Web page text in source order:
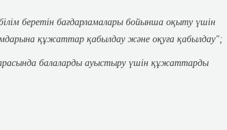
беретін бағдарламалары бойынша оқыту үшін
құжаттар қабылдау және оқуға қабылдау";
балаларды ауыстыру үшін құжаттарды